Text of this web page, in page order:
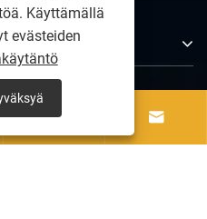
 
Käyttämällä
evästeiden